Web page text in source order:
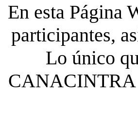
En esta Página
participantes,
Lo único
CANACINTRA